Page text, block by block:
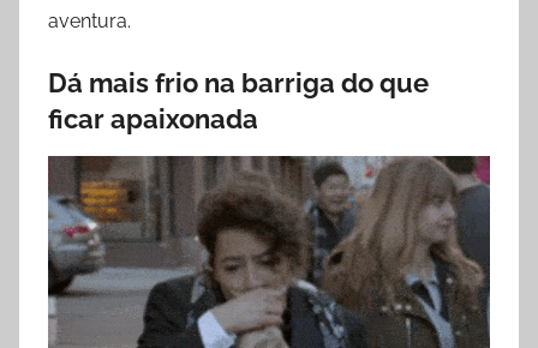
aventura.
Dá mais frio na barriga do que
ficar apaixonada